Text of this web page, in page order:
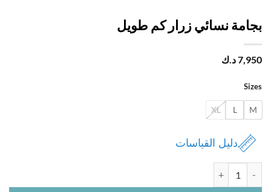
نسائي زرار كم طويل
د.ك
L
XL
دليل القياسات